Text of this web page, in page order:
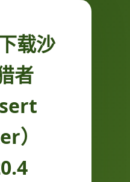
载沙
者
）